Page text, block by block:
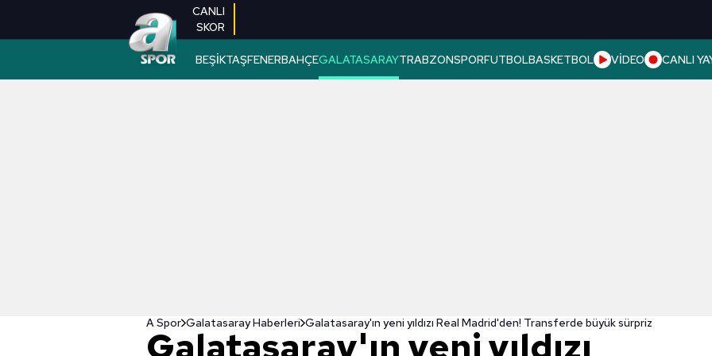
CANLI
SKOR
BEŞİKTAŞFENERBAHÇEGALATASARAYTRABZONSPORFUTBOLBASKETBOL VİDEO CANLI
A Spor Galatasaray Haberleri Galatasaray'ın yeni yıldızı Real Madrid'den! Transferde büyük sürpriz
Galatasaray'ın yeni yıldızı